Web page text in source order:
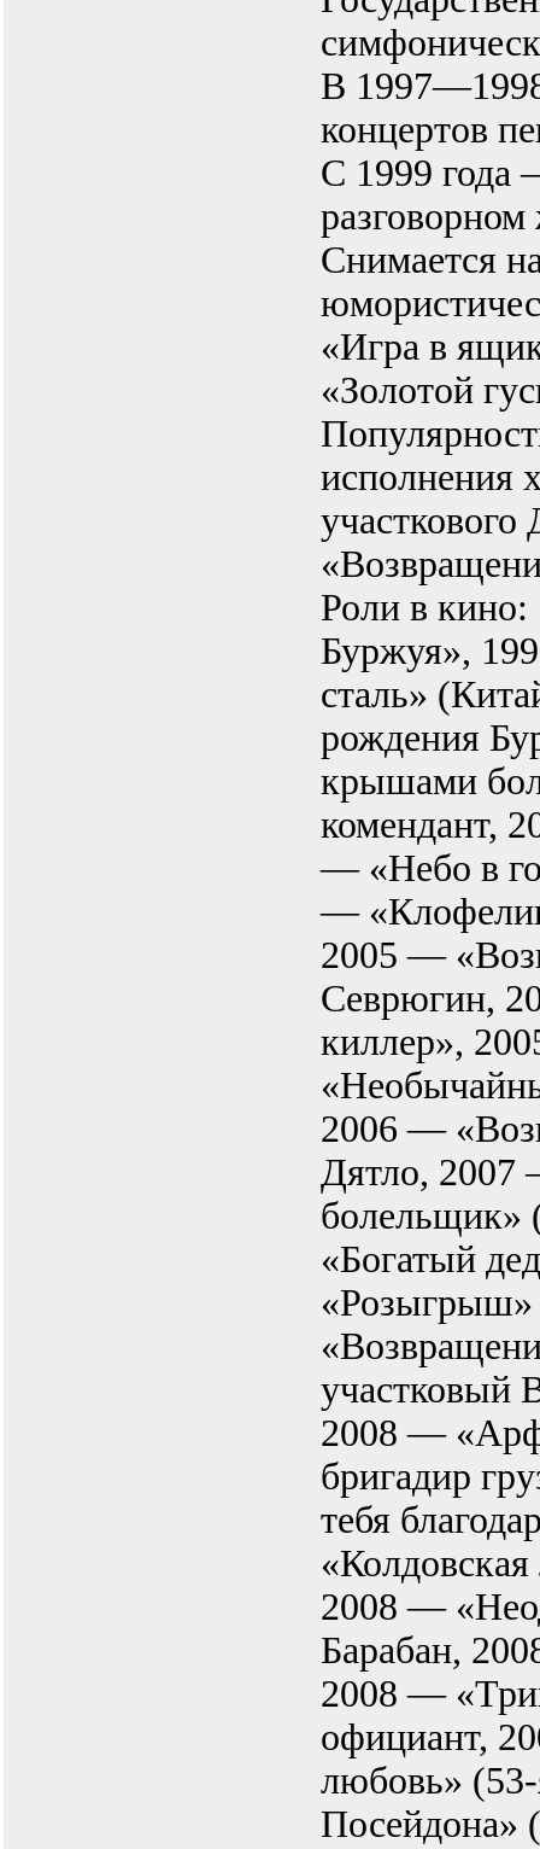
В
концертов
С 1999 года
Снимается
«Игра в
«Золотой
исполнения
участкового
Роли в
Буржуя»,
сталь»
рождения
крышами
комендант,
— «Небо в
—
2005 —
Севрюгин,
киллер»,
2006 —
Дятло, 2007
болельщик»
«Богатый
участковый
2008 —
бригадир
тебя
2008 —
Барабан,
2008 —
официант,
любовь»
Посейдона»